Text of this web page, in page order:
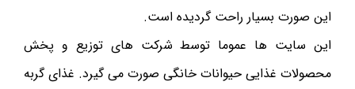
این صورت بسیار راحت گردیده است.
این سایت ها عموما توسط شرکت های توزیع و پخش
محصولات غذایی حیوانات خانگی صورت می گیرد. غذای گربه